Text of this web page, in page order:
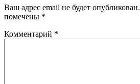
Ваш адрес email не будет опубликован.
помечены *
Комментарий *